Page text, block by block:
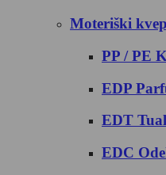
Moteriški
PP / PE
EDP
EDT
EDC